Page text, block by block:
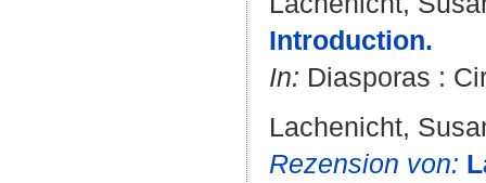
Introduction.
In: Diasporas :
Lachenicht,
Rezension von: